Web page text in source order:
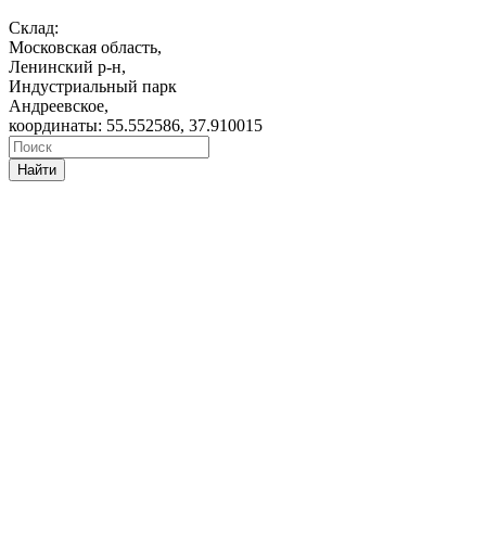
Склад:
Московская область,
Ленинский р-н,
Индустриальный парк
Андреевское,
координаты: 55.552586, 37.910015
Найти